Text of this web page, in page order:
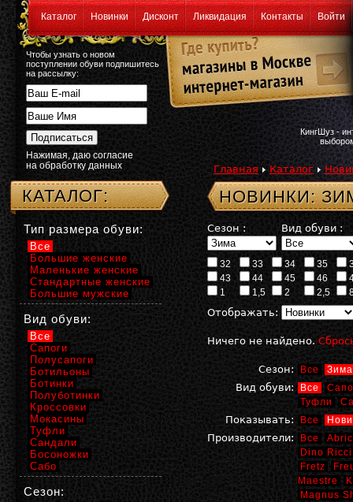
Каталог Новинки Дисконт Ликвидация Контакты Войти
Чтобы узнать о новом
поступлении обуви подпишитесь
на рассылку:
Нажимая, даю согласие
на обработку данных
КингШуз -
Главная Каталог
НОВИНКИ:
Сезон : Вид обуви :
32 33 34 35
43
44 45 46
1
1,5 2 2,5
Отображать:
Ничего не найдено.
Сезон: Все Зима
Вид обуви: Все
Туфли
Показывать: Все
Производители: Все
Dino Ricci
Fretz
Maestre
Magnus
КАТАЛОГ:
Тип размера обуви:
Все
Большие женские
Маленькие женские
Стандартные женские
Большие мужские
Вид обуви:
Все
Сапоги
Полусапоги
Ботильоны
Ботинки
Полуботинки
Кроссовки
Мокасины
Туфли
Сандали
Босоножки
Сабо
Сезон: